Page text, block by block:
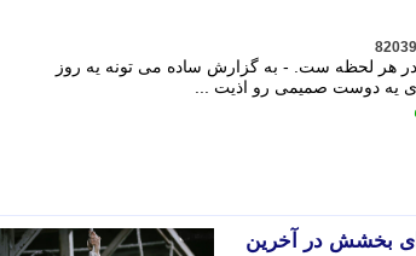
هر لحظه ست. - به گزارش ساده می تونه یه روز
یه دوست صمیمی رو اذیت ...
بخشش در آخرین